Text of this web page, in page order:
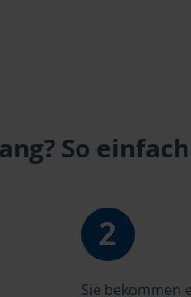
So
2
Sie bekommen